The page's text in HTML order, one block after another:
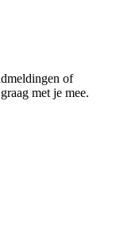
of
met je mee.